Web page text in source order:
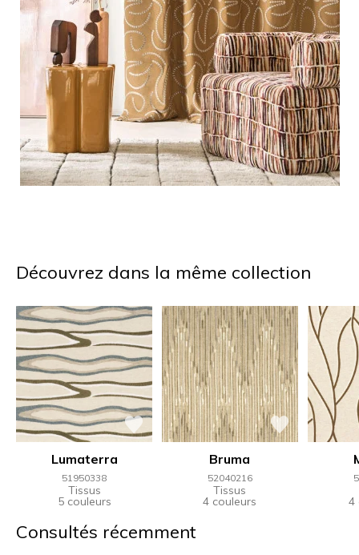
Découvrez dans la même collection
Lumaterra
51950338
Tissus
5 couleurs
Bruma
52040216
Tissus
4 couleurs 4
Consultés récemment